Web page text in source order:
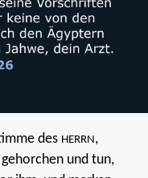
des HERRN ,
und tun,